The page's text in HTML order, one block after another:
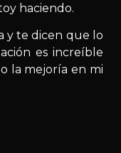
haciendo.
y te dicen que lo
es increíble
la mejoría en mi